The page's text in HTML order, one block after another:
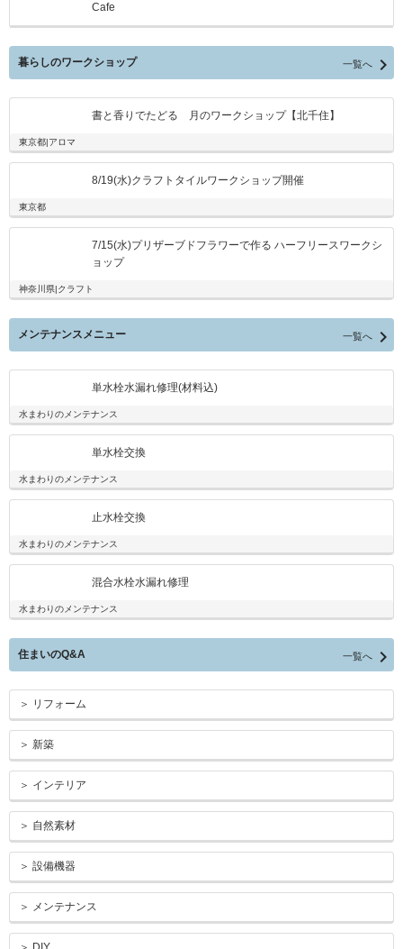
Cafe
暮らしのワークショップ 一覧へ 
書と香りでたどる 月のワークショップ【北千住】
東京都|アロマ
8/19(水)クラフトタイルワークショップ開催
東京都
7/15(水)プリザーブドフラワーで作る ハーフリースワークシ
ョップ
神奈川県|クラフト
メンテナンスメニュー 一覧へ 
単水栓水漏れ修理(材料込)
水まわりのメンテナンス
単水栓交換
水まわりのメンテナンス
止水栓交換
水まわりのメンテナンス
混合水栓水漏れ修理
水まわりのメンテナンス
住まいのQ&A 一覧へ 
＞ リフォーム
＞ 新築
＞ インテリア
＞ 自然素材
＞ 設備機器
＞ メンテナンス